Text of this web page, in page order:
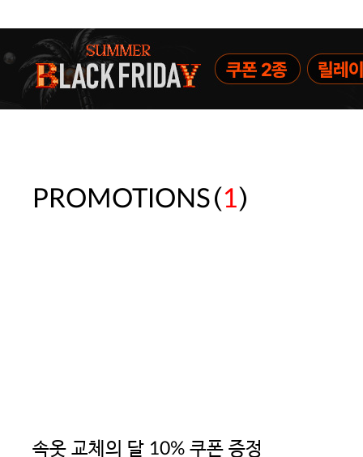
주말특가 20%(8.7~8.9)/5만원 이
[썸머블프] 1만원 할인 쿠폰(8.1~31)
속옷 교체 10% 쿠폰(8.1~31)/7만
PROMOTIONS(1)
속옷 교체의 달 10% 쿠폰 증정